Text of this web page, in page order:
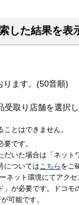
した結果を表
ります。(50音順)
取り店舗を選択し
とはできません。
です。
だいた場合は「ネット
についてはこちら をご
ネット環境にてアク
」が必要です。ドコモ
可能です。